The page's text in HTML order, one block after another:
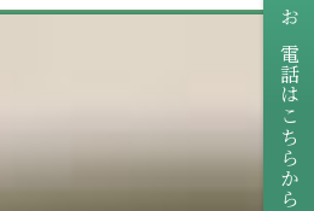
お電話はこちらから